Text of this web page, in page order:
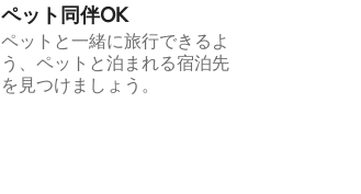
ペット同⁠伴OK
ペットと一緒に旅行できるよ
う、ペットと泊まれる宿泊先
を見つけましょう。